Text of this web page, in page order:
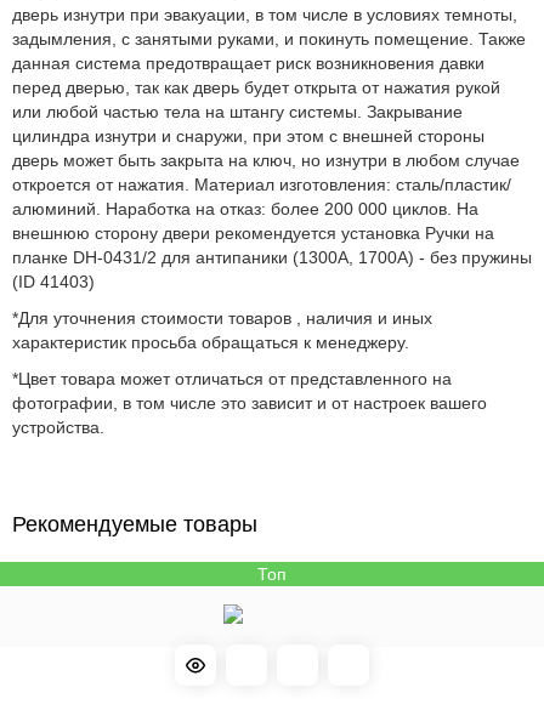
дверь изнутри при эвакуации, в том числе в условиях темноты,
задымления, с занятыми руками, и покинуть помещение. Также
данная система предотвращает риск возникновения давки
перед дверью, так как дверь будет открыта от нажатия рукой
или любой частью тела на штангу системы. Закрывание
цилиндра изнутри и снаружи, при этом с внешней стороны
дверь может быть закрыта на ключ, но изнутри в любом случае
откроется от нажатия. Материал изготовления: сталь/пластик/
алюминий. Наработка на отказ: более 200 000 циклов. На
внешнюю сторону двери рекомендуется установка Ручки на
планке DH-0431/2 для антипаники (1300А, 1700A) - без пружины
(ID 41403)
*Для уточнения стоимости товаров , наличия и иных
характеристик просьба обращаться к менеджеру.
*Цвет товара может отличаться от представленного на
фотографии, в том числе это зависит и от настроек вашего
устройства.
Рекомендуемые товары
Топ